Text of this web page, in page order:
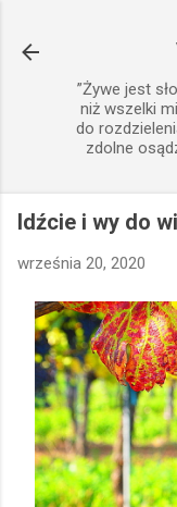
”Żywe jest
niż wszelki
do
zdolne
Idźcie i wy do
września 20, 2020